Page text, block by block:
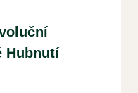
Hubnutí